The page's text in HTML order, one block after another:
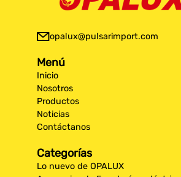
opalux@pulsarimport.com
Menú
Inicio
Nosotros
Productos
Noticias
Contáctanos
Categorías
Lo nuevo de OPALUX